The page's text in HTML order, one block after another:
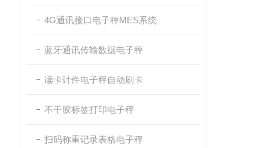
4G通讯接口电子秤MES系统
蓝牙通讯传输数据电子秤
读卡计件电子秤自动刷卡
不干胶标签打印电子秤
扫码称重记录表格电子秤